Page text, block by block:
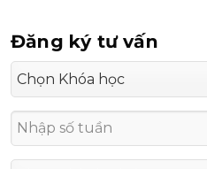
Đăng ký tư vấn